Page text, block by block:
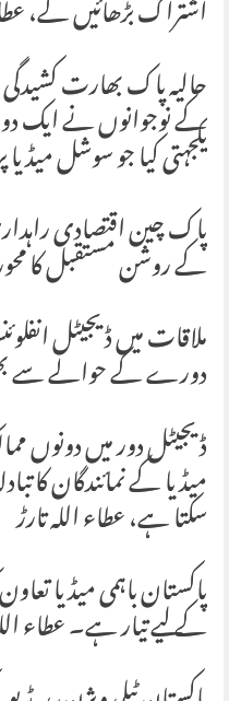
اشتراک بڑھائیں گے،
حالیہ پاک بھارت
کے نوجوانوں نے ایک
یکجہتی کیا جو سوشل
پاک چین اقتصادی
کے روشن مستقبل کا
ملاقات میں ڈیجیٹل
دورے کے حوالے سے
ڈیجیٹل دور میں دونوں
میڈیا کے نمائندگان کا
سکتا ہے، عطاء اللہ تارڑ
پاکستان باہمی میڈیا
کے لیے تیار ہے۔ عطاء